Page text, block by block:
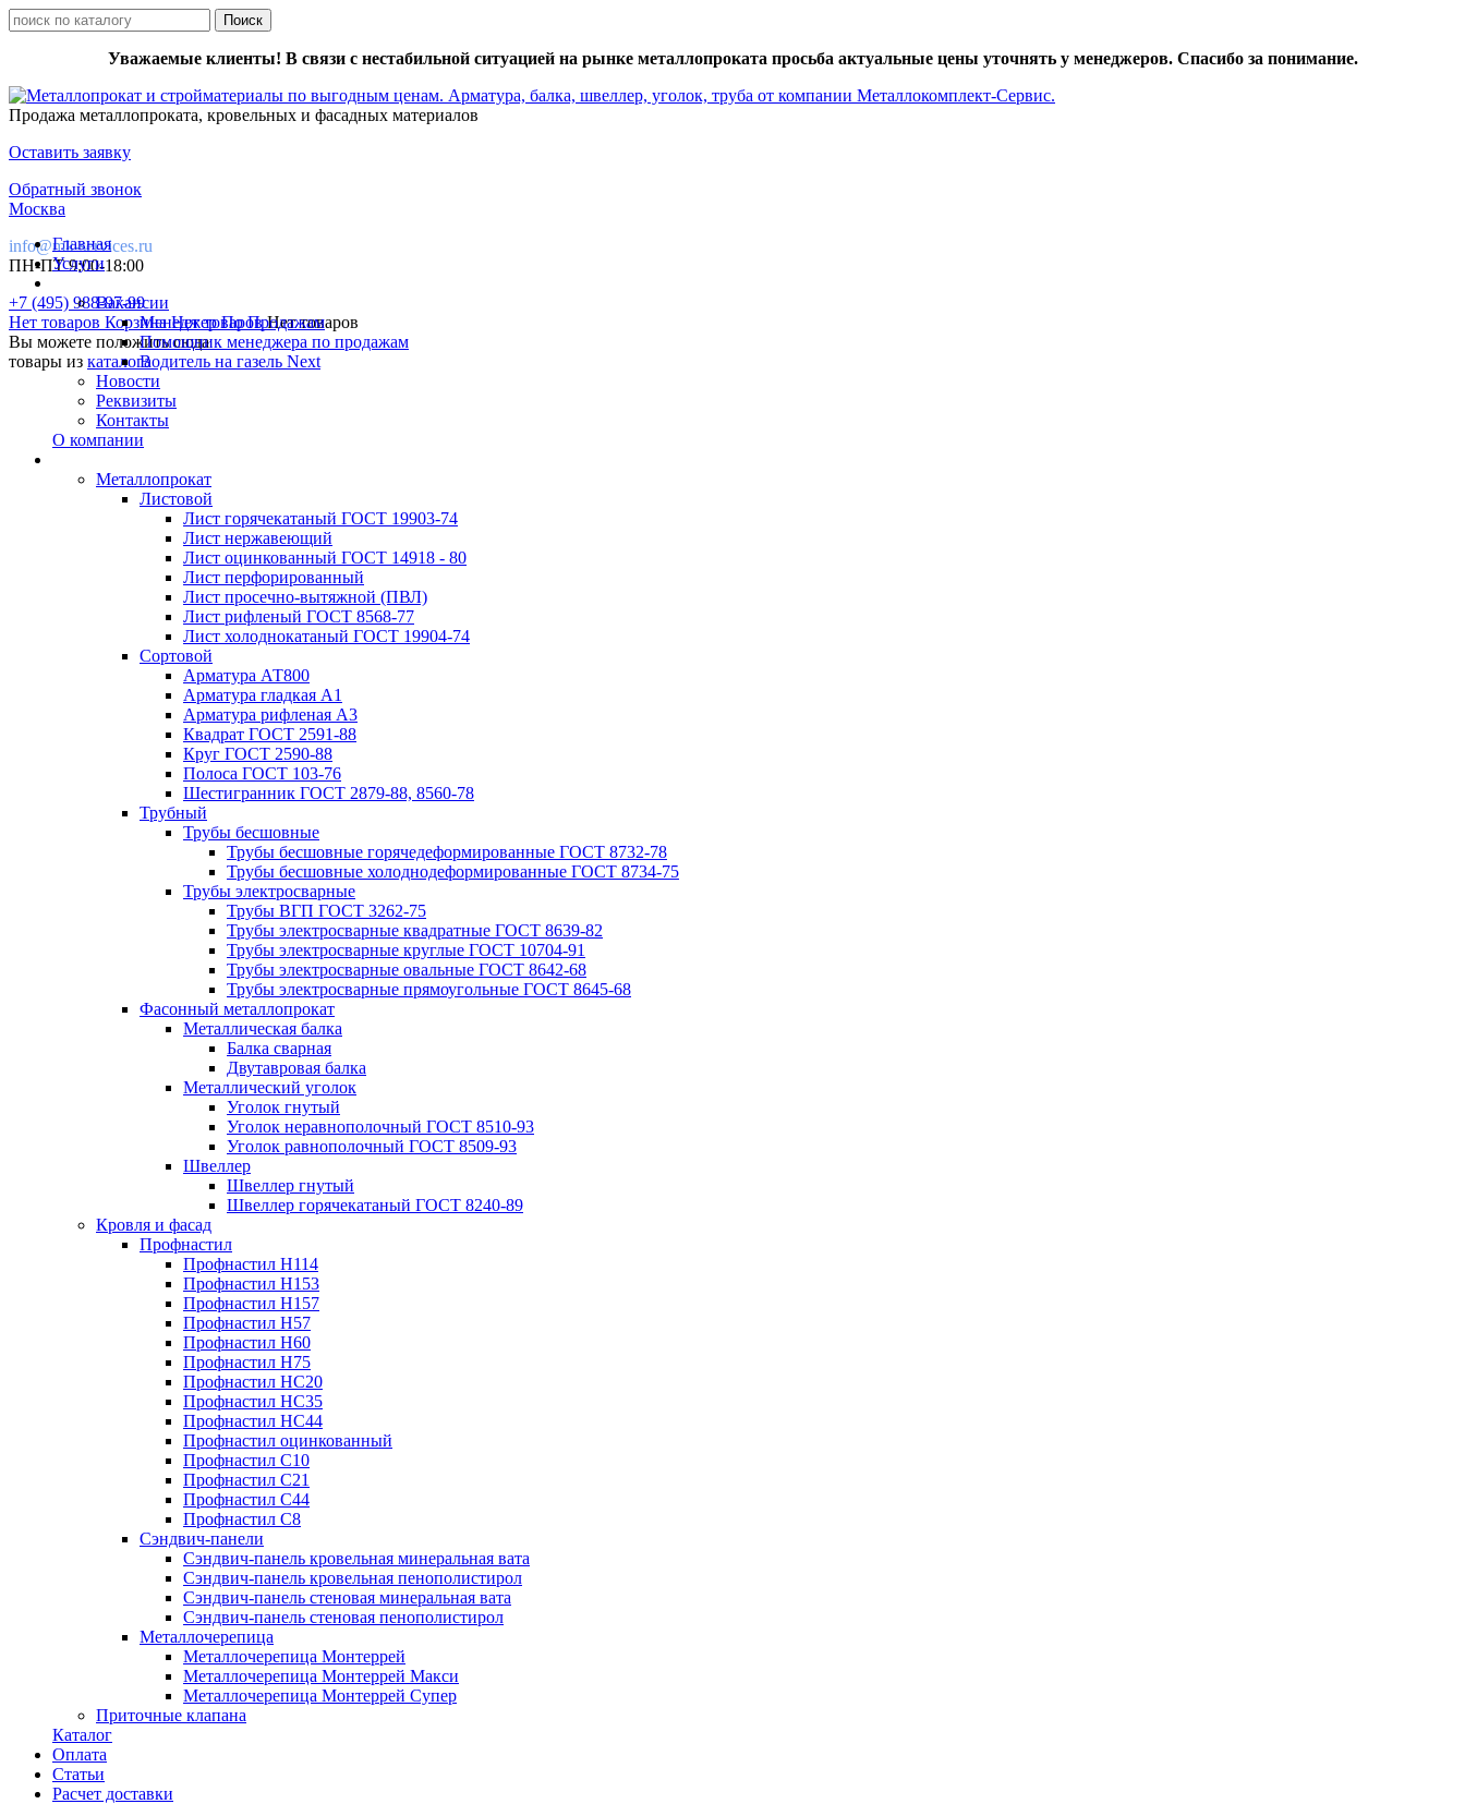
Уважаемые клиенты! В связи с нестабильной ситуацией на рынке металлопроката просьба актуальные цены уточнять у менеджеров. Спасибо за понимание.
Продажа металлопроката, кровельных и фасадных материалов
Оставить заявку
Обратный звонок
Москва
info@mk-services.ru
ПН-ПТ 9:00-18:00
+7 (495) 988-97-99
Нет товаров КорзинаНет товаровНет товаров
Вы можете положить сюда
товары из каталога
Главная
Услуги
Вакансии
Менеджер По Продажам
Помощник менеджера по продажам
Водитель на газель Next
Новости
Реквизиты
Контакты
О компании
Металлопрокат
Листовой
Лист горячекатаный ГОСТ 19903-74
Лист нержавеющий
Лист оцинкованный ГОСТ 14918 - 80
Лист перфорированный
Лист просечно-вытяжной (ПВЛ)
Лист рифленый ГОСТ 8568-77
Лист холоднокатаный ГОСТ 19904-74
Сортовой
Арматура АТ800
Арматура гладкая А1
Арматура рифленая А3
Квадрат ГОСТ 2591-88
Круг ГОСТ 2590-88
Полоса ГОСТ 103-76
Шестигранник ГОСТ 2879-88, 8560-78
Трубный
Трубы бесшовные
Трубы бесшовные горячедеформированные ГОСТ 8732-78
Трубы бесшовные холоднодеформированные ГОСТ 8734-75
Трубы электросварные
Трубы ВГП ГОСТ 3262-75
Трубы электросварные квадратные ГОСТ 8639-82
Трубы электросварные круглые ГОСТ 10704-91
Трубы электросварные овальные ГОСТ 8642-68
Трубы электросварные прямоугольные ГОСТ 8645-68
Фасонный металлопрокат
Металлическая балка
Балка сварная
Двутавровая балка
Металлический уголок
Уголок гнутый
Уголок неравнополочный ГОСТ 8510-93
Уголок равнополочный ГОСТ 8509-93
Швеллер
Швеллер гнутый
Швеллер горячекатаный ГОСТ 8240-89
Кровля и фасад
Профнастил
Профнастил Н114
Профнастил Н153
Профнастил Н157
Профнастил Н57
Профнастил Н60
Профнастил Н75
Профнастил НС20
Профнастил НС35
Профнастил НС44
Профнастил оцинкованный
Профнастил С10
Профнастил С21
Профнастил С44
Профнастил С8
Сэндвич-панели
Сэндвич-панель кровельная минеральная вата
Сэндвич-панель кровельная пенополистирол
Сэндвич-панель стеновая минеральная вата
Сэндвич-панель стеновая пенополистирол
Металлочерепица
Металлочерепица Монтеррей
Металлочерепица Монтеррей Макси
Металлочерепица Монтеррей Супер
Приточные клапана
Каталог
Оплата
Статьи
Расчет доставки